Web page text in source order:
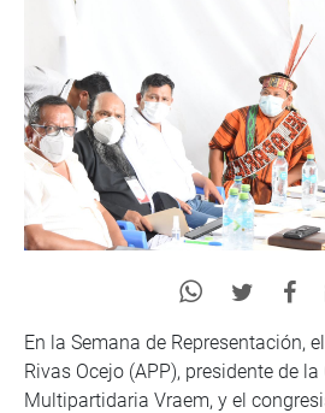
En la Semana de Representación,
Rivas Ocejo (APP), presidente de
Multipartidaria Vraem, y el